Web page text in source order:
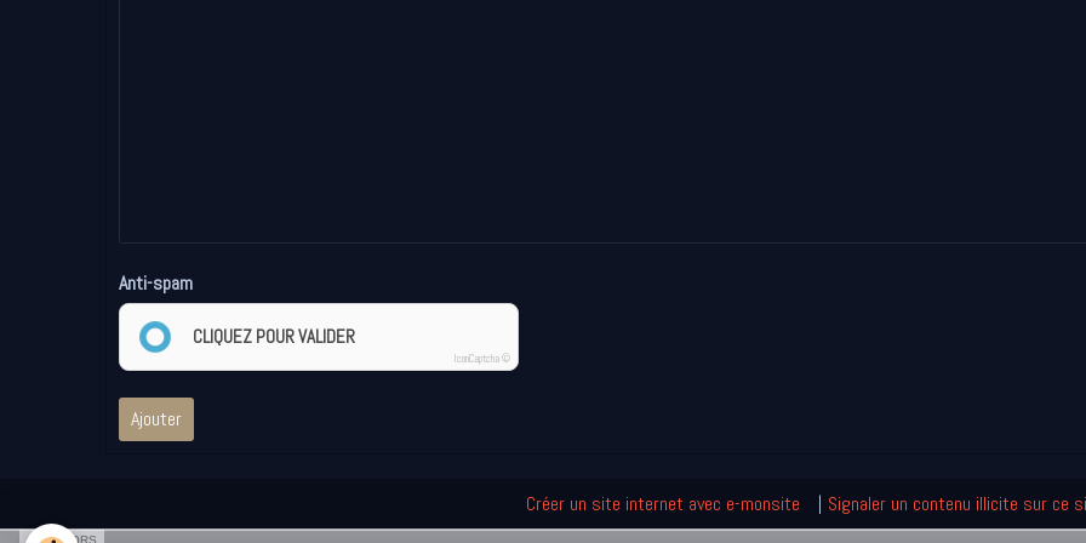
Anti-spam
CLIQUEZ POUR VALIDER
IconCaptcha ©
Ajouter
Créer un site internet avec e-monsite Signaler un contenu illicite sur ce
SPONSORS